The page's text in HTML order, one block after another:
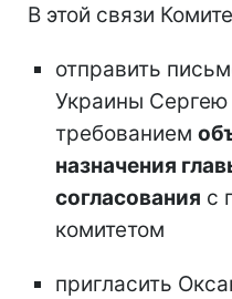
В этой связи
отправить
Украины
требованием
назначения
согласования с
комитетом
пригласить